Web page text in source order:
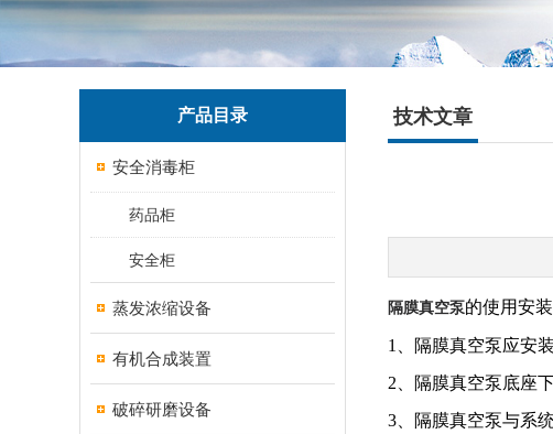
产品目录
安全消毒柜
药品柜
安全柜
蒸发浓缩设备
有机合成装置
破碎研磨设备
技术文章
隔膜真空泵的使用安
1、隔膜真空泵应安
2、隔膜真空泵底座
3、隔膜真空泵与系